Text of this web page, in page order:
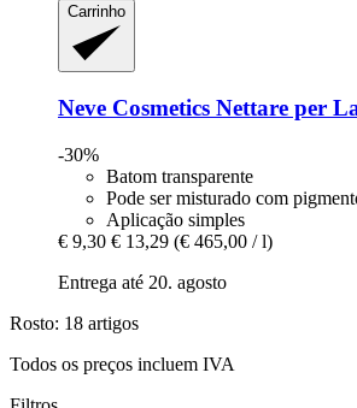
Carrinho
Neve Cosmetics Nettare per
-30%
Batom transparente
Pode ser misturado com
Aplicação simples
€ 9,30 € 13,29 (€ 465,00 / l)
Entrega até 20. agosto
Rosto: 18 artigos
Todos os preços incluem IVA